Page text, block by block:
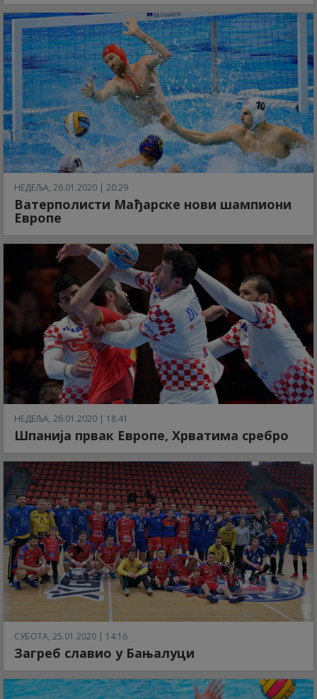
НЕДЕЉА, 26.01.2020 | 20:29
Ватерполисти Мађарске нови шампиони
Европе
НЕДЕЉА, 26.01.2020 | 18:41
Шпанија првак Европе, Хрватима сребро
СУБОТА, 25.01.2020 | 14:16
Загреб славио у Бањалуци